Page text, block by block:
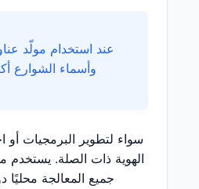
عند استخدام مولّد
وأسماء الشوارع
سواء لتطوير البرمجيات أو
الهوية ذات الصلة. يستخدم
جميع المعالجة